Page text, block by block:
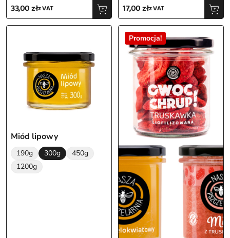
33,00złz VAT 17,00złz VAT
Miód lipowy
190g 300g
450g
1200g
Promocja!